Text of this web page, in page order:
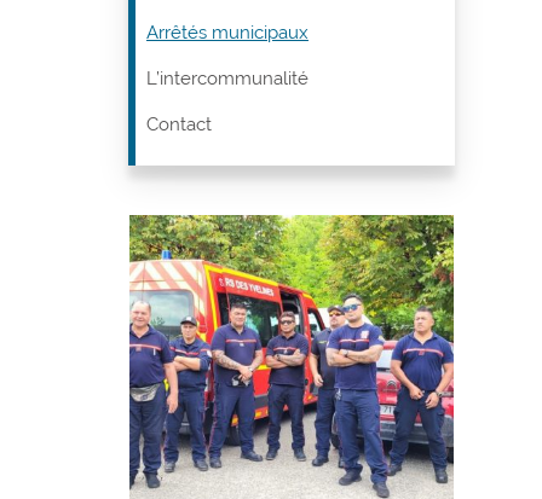
Arrêtés municipaux
L’intercommunalité
Contact